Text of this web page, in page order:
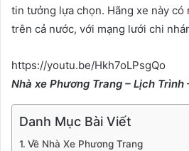
tin tưởng lựa chọn. Hãng xe này có
trên cả nước, với mạng lưới chi
https://youtu.be/Hkh7oLPsgQo
Nhà xe Phương Trang – Lịch Trình
Danh Mục Bài Viết
Về Nhà Xe Phương Trang